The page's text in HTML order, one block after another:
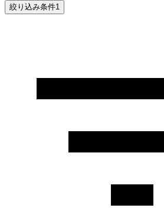
絞り込み条件1